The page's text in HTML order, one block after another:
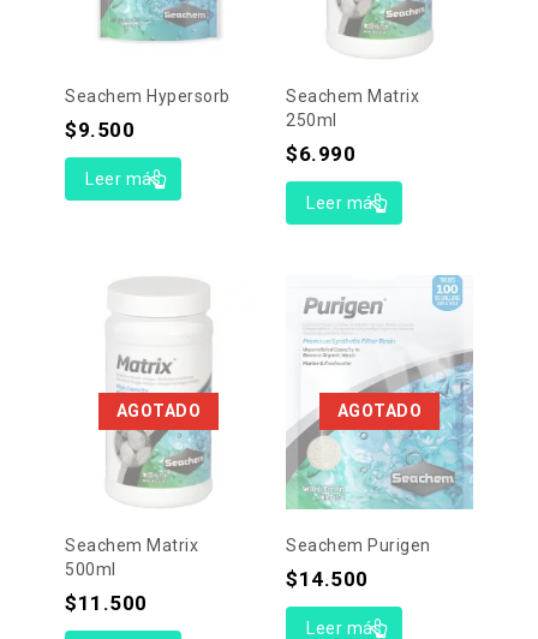
Seachem Hypersorb
$9.500
Leer más
Seachem Matrix
250ml
$6.990
Leer más
AGOTADO
Seachem Matrix
500ml
$11.500
AGOTADO
Seachem Purigen
$14.500
Leer más